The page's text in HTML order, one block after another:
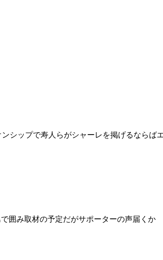
シップで寿人らがシャーレを掲げるならば
囲み取材の予定だがサポーターの声届くか